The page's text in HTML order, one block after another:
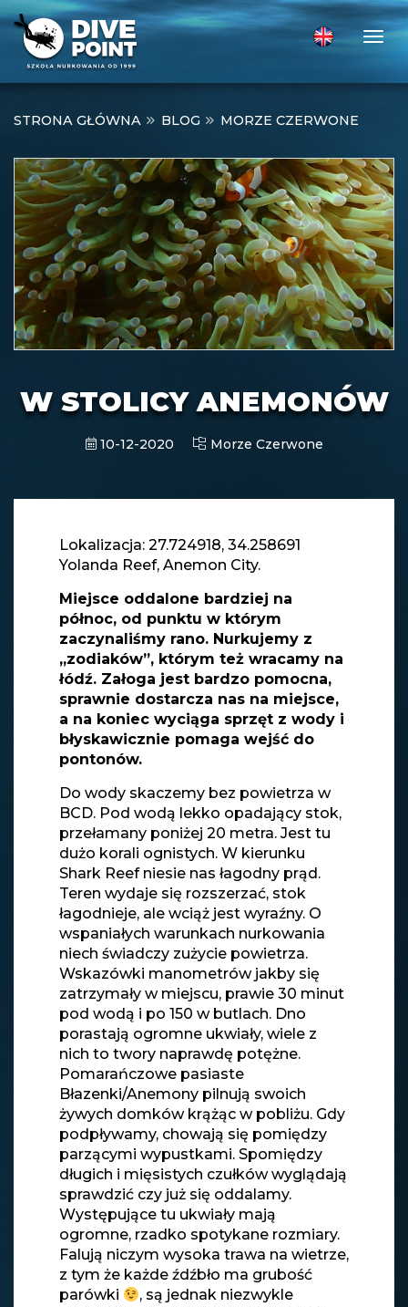
STRONA GŁÓWNA BLOG MORZE CZERWONE
W STOLICY ANEMONÓW
10-12-2020 Morze Czerwone
Lokalizacja: 27.724918, 34.258691
Yolanda Reef, Anemon City.
Miejsce oddalone bardziej na
północ, od punktu w którym
zaczynaliśmy rano. Nurkujemy z
„zodiaków”, którym też wracamy na
łódź. Załoga jest bardzo pomocna,
sprawnie dostarcza nas na miejsce,
a na koniec wyciąga sprzęt z wody i
błyskawicznie pomaga wejść do
pontonów.
Do wody skaczemy bez powietrza w
BCD. Pod wodą lekko opadający stok,
przełamany poniżej 20 metra. Jest tu
dużo korali ognistych. W kierunku
Shark Reef niesie nas łagodny prąd.
Teren wydaje się rozszerzać, stok
łagodnieje, ale wciąż jest wyraźny. O
wspaniałych warunkach nurkowania
niech świadczy zużycie powietrza.
Wskazówki manometrów jakby się
zatrzymały w miejscu, prawie 30 minut
pod wodą i po 150 w butlach. Dno
porastają ogromne ukwiały, wiele z
nich to twory naprawdę potężne.
Pomarańczowe pasiaste
Błazenki/Anemony pilnują swoich
żywych domków krążąc w pobliżu. Gdy
podpływamy, chowają się pomiędzy
parzącymi wypustkami. Spomiędzy
długich i mięsistych czułków wyglądają
sprawdzić czy już się oddalamy.
Występujące tu ukwiały mają
ogromne, rzadko spotykane rozmiary.
Falują niczym wysoka trawa na wietrze,
z tym że każde źdźbło ma grubość
parówki
, są jednak niezwykle